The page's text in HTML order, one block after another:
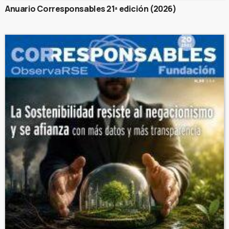
Anuario Corresponsables 21ª edición (2026)